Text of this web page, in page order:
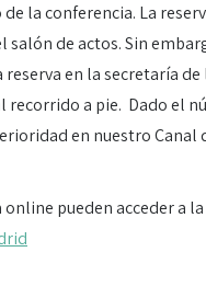
la conferencia. La
de actos. Sin
en la secretaría de
a pie. Dado el
en nuestro Canal
pueden acceder a